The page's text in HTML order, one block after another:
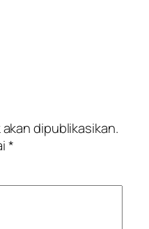
dipublikasikan.
*